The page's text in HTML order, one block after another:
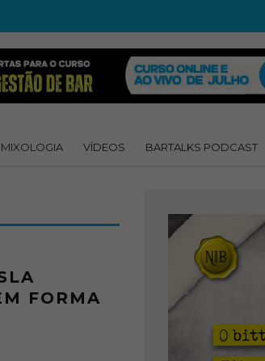
MIXOLOGIA VÍDEOS BARTALKS PODCAST
FORMA